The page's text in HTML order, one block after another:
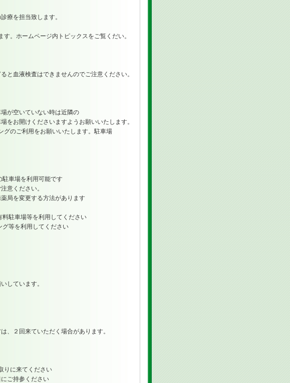
を担当致します。
ホームページ内トピックスをご覧くだい。
液検査はできませんのでご注意ください。
空いていない時は近隣の
開けくださいますようお願いいたします。
のご利用をお願いいたします。駐車場
車場を利用可能です
ください。
変更する方法があります
駐車場等を利用してください
等を利用してください
いしています。
２回来ていただく場合があります。
に来てください
ご持参ください